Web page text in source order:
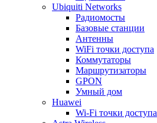
Ubiquiti Networks
Радиомосты
Базовые станции
Антенны
WiFi точки доступа
Коммутаторы
Маршрутизаторы
GPON
Умный дом
Huawei
Wi-Fi точки доступа